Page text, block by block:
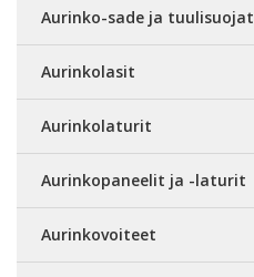
Aurinko-sade ja tuulisuojat
Aurinkolasit
Aurinkolaturit
Aurinkopaneelit ja -laturit
Aurinkovoiteet